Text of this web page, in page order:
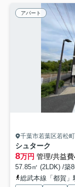
アパート
千葉市若葉区若松町
シュターク
8万円 管理/共益
57.85㎡ (2LDK) /築
総武本線「都賀」